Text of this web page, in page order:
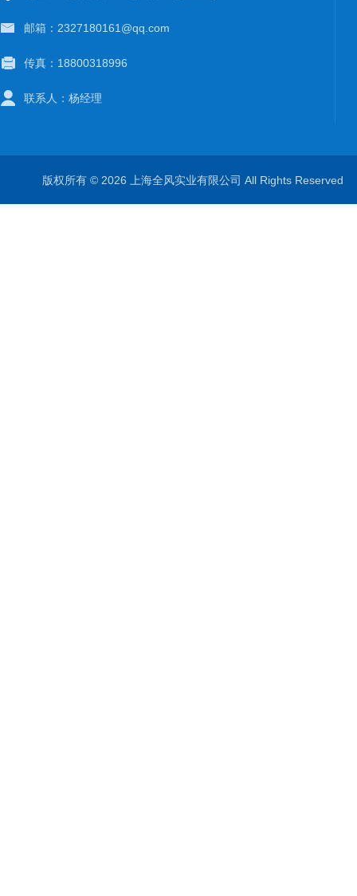
邮箱：2327180161@qq.com
传真：18800318996
联系人：杨经理
版权所有 © 2026 上海全风实业有限公司 All Rights